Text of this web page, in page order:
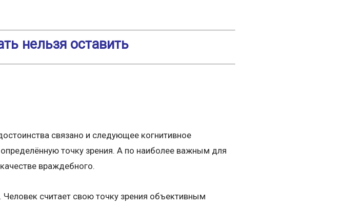
нельзя оставить
связано и следующее когнитивное
точку зрения. А по наиболее важным для
враждебного.
считает свою точку зрения объективным